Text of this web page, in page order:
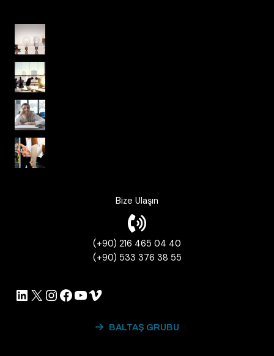
Bize Ulaşın
(+90) 216 465 04 40
(+90) 533 376 38 55
LinkedIn
X Instagram
Facebook
YouTube
Vimeo
BALTAŞ GRUBU